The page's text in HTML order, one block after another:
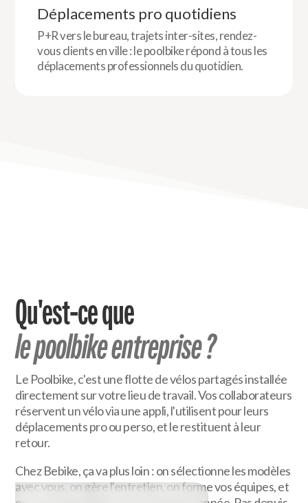
Déplacements pro quotidiens
P+R vers le bureau, trajets inter-sites, rendez-
vous clients en ville : le poolbike répond à tous les
déplacements professionnels du quotidien.
Qu'est-ce que
le poolbike entreprise ?
Le Poolbike, c'est une flotte de vélos partagés installée
directement sur votre lieu de travail. Vos collaborateurs
réservent un vélo via une appli, l'utilisent pour leurs
déplacements pro ou perso, et le restituent à leur
retour.
Chez Bebike, ça va plus loin : on sélectionne les modèles
avec vous, on gère l'entretien, on forme vos équipes, et